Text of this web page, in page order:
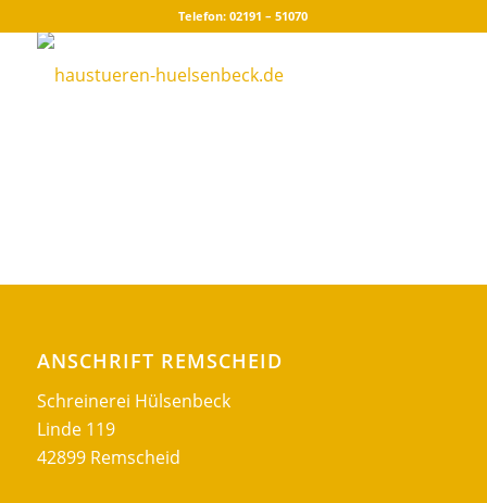
Telefon: 02191 – 51070
ANSCHRIFT REMSCHEID
Schreinerei Hülsenbeck
Linde 119
42899 Remscheid